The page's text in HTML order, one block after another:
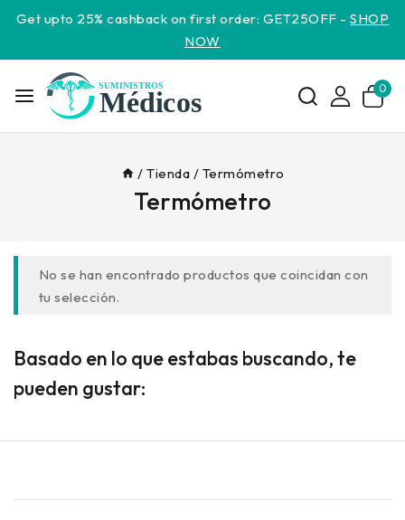
Get upto 25% cashback on first order: GET25OFF -SHOP
NOW
0
/ Tienda / Termómetro
Termómetro
No se han encontrado productos que coincidan con
tu selección.
Basado en lo que estabas buscando, te
pueden gustar: